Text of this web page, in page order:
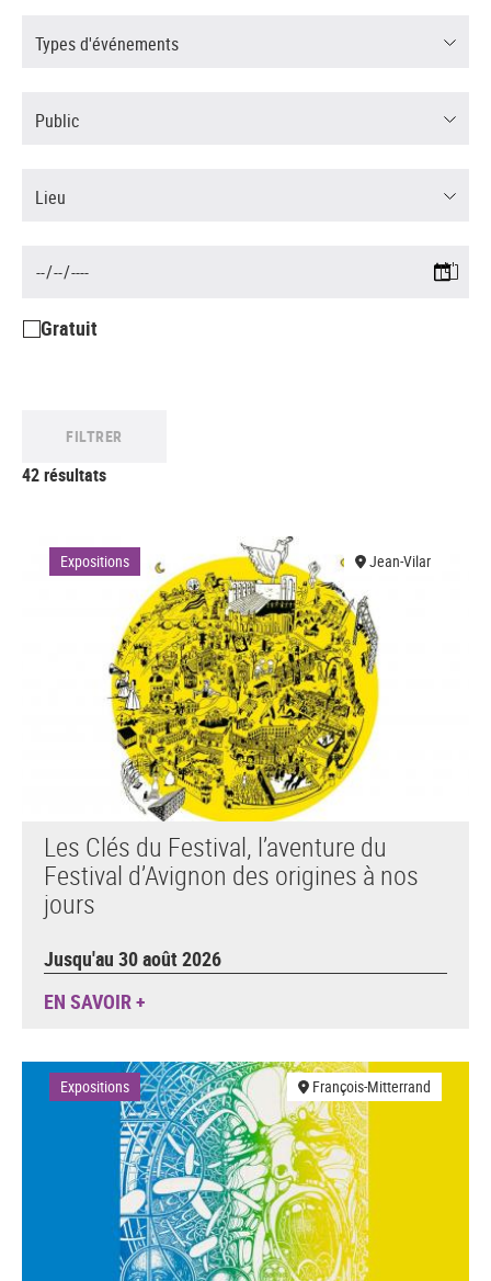
Types d'événements
Public
Lieu
Gratuit
FILTRER
42 résultats
Expositions Jean-Vilar
Les Clés du Festival, l’aventure du
Festival d’Avignon des origines à nos
jours
Jusqu'au 30 août 2026
EN SAVOIR +
Expositions François-Mitterrand